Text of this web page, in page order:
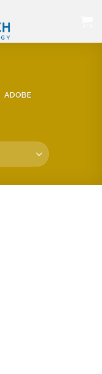
ADOBE